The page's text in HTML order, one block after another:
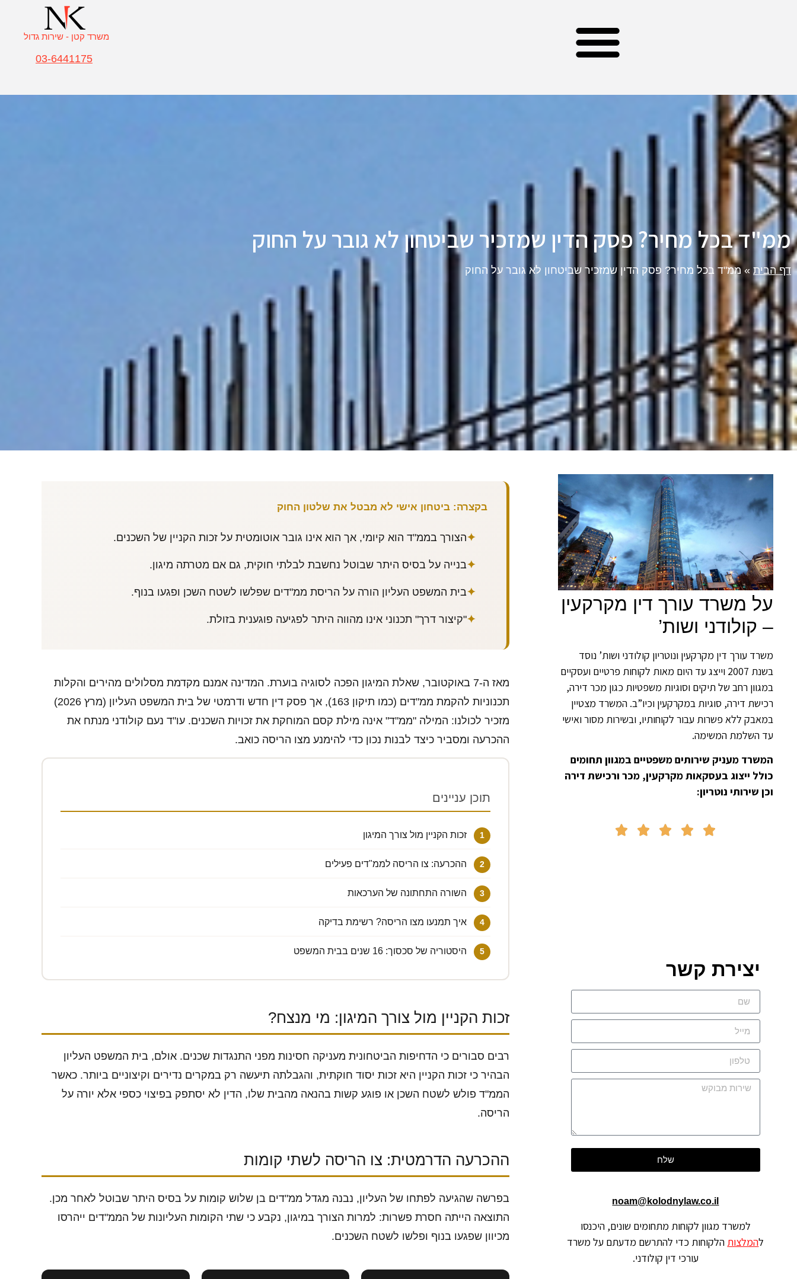
משרד קטן - שירות גדול
03-6441175
ממ"ד בכל מחיר? פסק הדין שמזכיר שביטחון לא גובר על החוק
דף הבית » ממ"ד בכל מחיר? פסק הדין שמזכיר שביטחון לא גובר על החוק
על משרד עורך דין מקרקעין
– קולודני ושות’
משרד עורך דין מקרקעין ונוטריון קולודני ושות’ נוסד
בשנת 2007 וייצג עד היום מאות לקוחות פרטיים ועסקיים
במגוון רחב של תיקים וסוגיות משפטיות כגון מכר דירה,
רכישת דירה, סוגיות במקרקעין וכיו”ב. המשרד מצטיין
במאבק ללא פשרות עבור לקוחותיו, ובשירות מסור ואישי
עד השלמת המשימה.
המשרד מעניק שירותים משפטיים במגוון תחומים
כולל ייצוג בעסקאות מקרקעין, מכר ורכישת דירה
וכן שירותי נוטריון:





יצירת קשר
שלח
noam@kolodnylaw.co.il
למשרד מגוון לקוחות מתחומים שונים, היכנסו
להמלצות הלקוחות כדי להתרשם מדעתם על משרד
עורכי דין קולודני.
בקצרה: ביטחון אישי לא מבטל את שלטון החוק
הצורך בממ"ד הוא קיומי, אך הוא אינו גובר אוטומטית על זכות הקניין של השכנים.
בנייה על בסיס היתר שבוטל נחשבת לבלתי חוקית, גם אם מטרתה מיגון.
בית המשפט העליון הורה על הריסת ממ"דים שפלשו לשטח השכן ופגעו בנוף.
"קיצור דרך" תכנוני אינו מהווה היתר לפגיעה פוגענית בזולת.
מאז ה-7 באוקטובר, שאלת המיגון הפכה לסוגיה בוערת. המדינה אמנם מקדמת מסלולים מהירים והקלות
תכנוניות להקמת ממ"דים (כמו תיקון 163), אך פסק דין חדש ודרמטי של בית המשפט העליון (מרץ 2026)
מזכיר לכולנו: המילה "ממ"ד" אינה מילת קסם המוחקת את זכויות השכנים. עו"ד נעם קולודני מנתח את
ההכרעה ומסביר כיצד לבנות נכון כדי להימנע מצו הריסה כואב.
תוכן עניינים
זכות הקניין מול צורך המיגון
ההכרעה: צו הריסה לממ"דים פעילים
השורה התחתונה של הערכאות
איך תמנעו מצו הריסה? רשימת בדיקה
היסטוריה של סכסוך: 16 שנים בבית המשפט
זכות הקניין מול צורך המיגון: מי מנצח?
רבים סבורים כי הדחיפות הביטחונית מעניקה חסינות מפני התנגדות שכנים. אולם, בית המשפט העליון
הבהיר כי זכות הקניין היא זכות יסוד חוקתית, והגבלתה תיעשה רק במקרים נדירים וקיצוניים ביותר. כאשר
הממ"ד פולש לשטח השכן או פוגע קשות בהנאה מהבית שלו, הדין לא יסתפק בפיצוי כספי אלא יורה על
הריסה.
ההכרעה הדרמטית: צו הריסה לשתי קומות
בפרשה שהגיעה לפתחו של העליון, נבנה מגדל ממ"דים בן שלוש קומות על בסיס היתר שבוטל לאחר מכן.
התוצאה הייתה חסרת פשרות: למרות הצורך במיגון, נקבע כי שתי הקומות העליונות של הממ"דים ייהרסו
מכיוון שפגעו בנוף ופלשו לשטח השכנים.